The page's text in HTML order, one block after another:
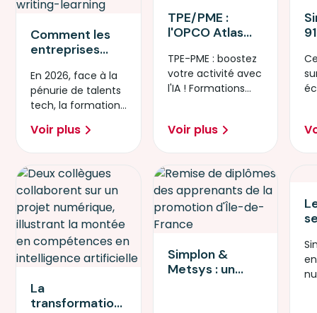
Comment les
entreprises
stratégies
compétences
face à la
pénurie tech
En 2026, face à la
pénurie de talents
tech, la formation
le levier clé pour
sécuriser
Voir plus
TPE/PME :
l'OPCO Atlas
des formations
IA certifiantes
et jusqu’à 100
partenariat
avec Simplon
TPE-PME : boostez
votre activité avec
l'IA ! Formations
OPCO Atlas.
Voir plus
La
transformation
Simplon &
Metsys : un